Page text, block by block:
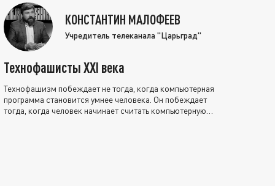
КОНСТАНТИН МАЛОФЕЕВ
Учредитель телеканала "Царьград"
Технофашисты XXI века
Технофашизм побеждает не тогда, когда компьютерная
программа становится умнее человека. Он побеждает
тогда, когда человек начинает считать компьютерную